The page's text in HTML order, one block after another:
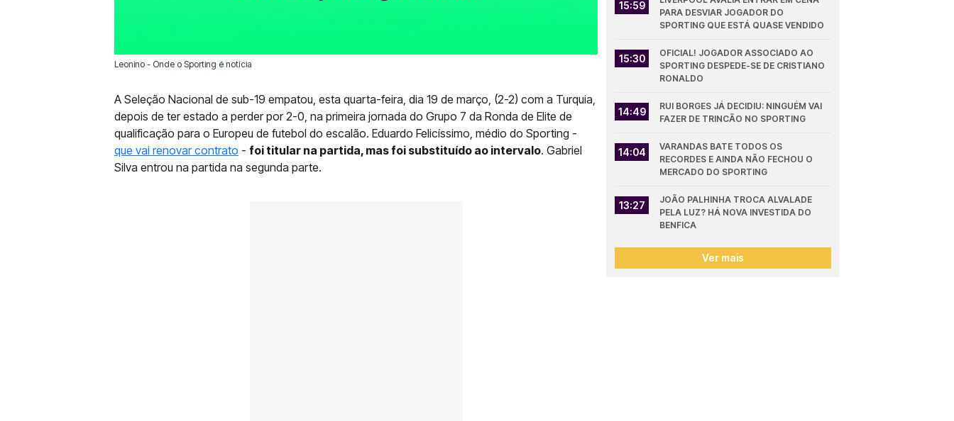
Leonino - Onde o Sporting é notícia
19 Mar 2025 | 16:07 | 0
A Seleção Nacional de sub-19 empatou, esta quarta-feira, dia 19 de março, (2-2) com a Turquia,
depois de ter estado a perder por 2-0, na primeira jornada do Grupo 7 da Ronda de Elite de
qualificação para o Europeu de futebol do escalão. Eduardo Felicíssimo, médio do Sporting -
que vai renovar contrato - foi titular na partida, mas foi substituído ao intervalo. Gabriel
Silva entrou na partida na segunda parte.
15:59
PARA DESVIAR JOGADOR DO
SPORTING QUE ESTÁ QUASE VENDIDO
15:30
OFICIAL! JOGADOR ASSOCIADO AO
SPORTING DESPEDE-SE DE CRISTIANO
RONALDO
14:49
RUI BORGES JÁ DECIDIU: NINGUÉM VAI
FAZER DE TRINCÃO NO SPORTING
14:04
VARANDAS BATE TODOS OS
RECORDES E AINDA NÃO FECHOU O
MERCADO DO SPORTING
13:27
JOÃO PALHINHA TROCA ALVALADE
PELA LUZ? HÁ NOVA INVESTIDA DO
BENFICA
Ver mais